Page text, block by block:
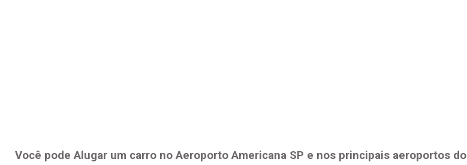
Você pode Alugar um carro no Aeroporto Americana SP e nos principais aeroportos do